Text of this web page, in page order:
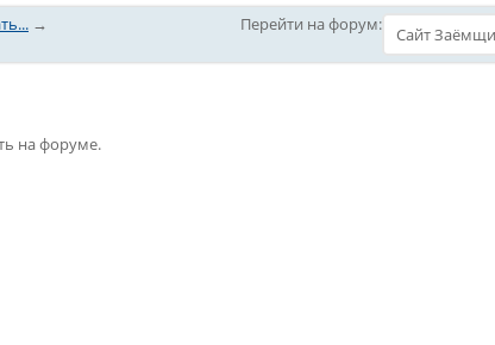
→ Перейти на форум:
на форуме.